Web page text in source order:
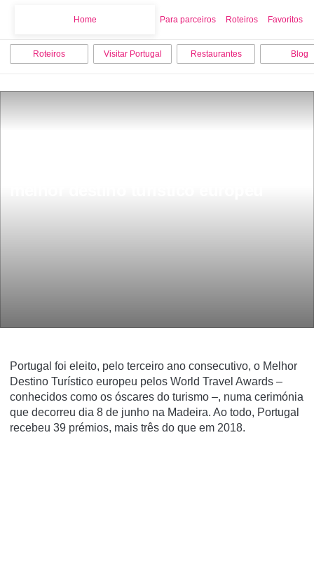
Home Para parceiros Roteiros Favoritos
Roteiros Visitar Portugal Restaurantes Blog
Portugal foi eleito, pelo terceiro ano consecutivo, o Melhor
Destino Turístico europeu pelos World Travel Awards –
conhecidos como os óscares do turismo –, numa cerimónia
que decorreu dia 8 de junho na Madeira. Ao todo, Portugal
recebeu 39 prémios, mais três do que em 2018.